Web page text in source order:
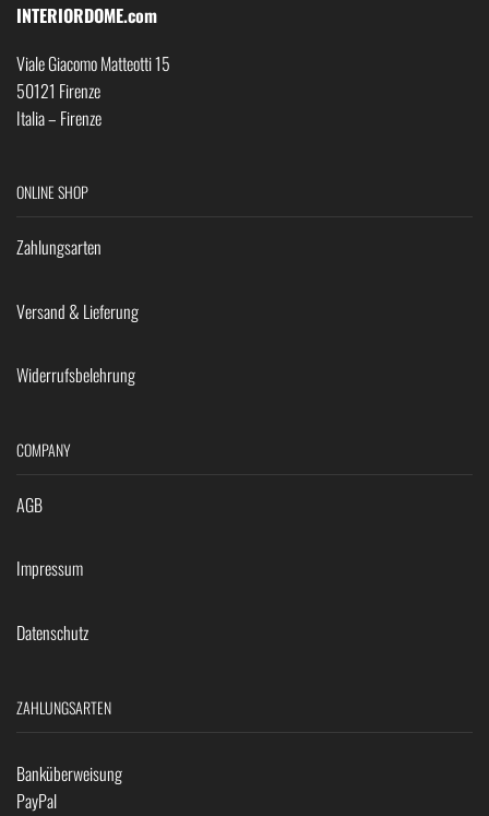
INTERIORDOME.com
Viale Giacomo Matteotti 15
50121 Firenze
Italia – Firenze
ONLINE SHOP
Zahlungsarten
Versand & Lieferung
Widerrufsbelehrung
COMPANY
AGB
Impressum
Datenschutz
ZAHLUNGSARTEN
Banküberweisung
PayPal